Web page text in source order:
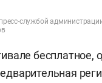
службой
бесплатное,